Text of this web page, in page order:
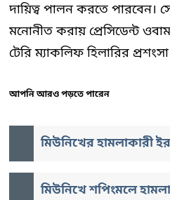
দায়িত্ব পালন করতে পারবেন।
মনোনীত করায় প্রেসিডেন্ট
টেরি ম্যাকলিফ হিলারির
আপনি আরও পড়তে পারেন
মিউনিখের হামলাকারী
মিউনিখে শপিংমলে